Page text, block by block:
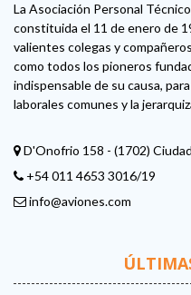
La Asociación Personal
constituida el 11 de enero de
valientes colegas y
como todos los pioneros
indispensable de su causa,
laborales comunes y la
D'Onofrio 158 - (1702)
+54 011 4653 3016/19
info@aviones.com